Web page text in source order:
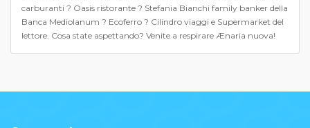
carburanti ? Oasis ristorante ? Stefania Bianchi family banker della
Banca Mediolanum ? Ecoferro ? Cilindro viaggi e Supermarket del
lettore. Cosa state aspettando? Venite a respirare Ænaria nuova!